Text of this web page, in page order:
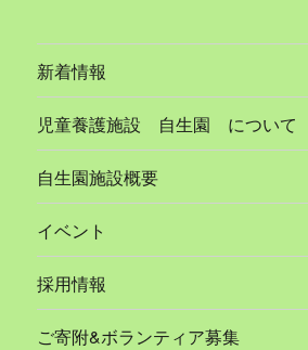
新着情報
児童養護施設 自生園 について
自生園施設概要
イベント
採用情報
ご寄附&ボランティア募集